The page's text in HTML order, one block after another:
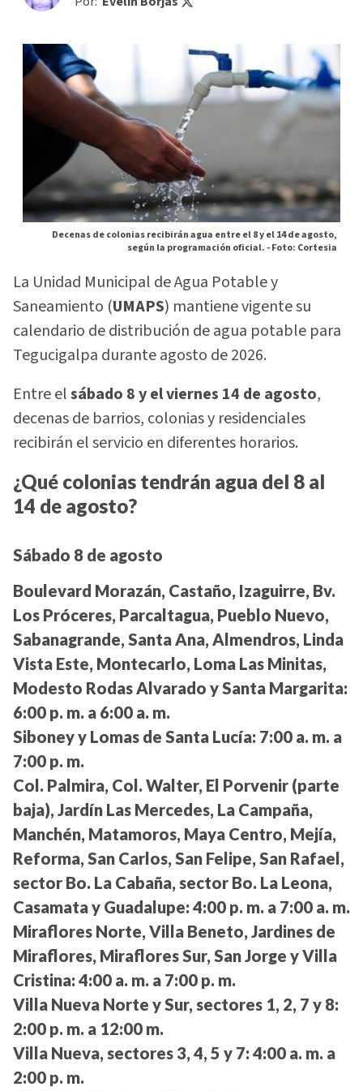
Decenas de colonias recibirán agua entre el 8 y el 14 de agosto,
según la programación oficial. -Foto: Cortesia
La Unidad Municipal de Agua Potable y
Saneamiento (UMAPS) mantiene vigente su
calendario de distribución de agua potable para
Tegucigalpa durante agosto de 2026.
Entre elsábado 8 y el viernes 14 de agosto,
decenas de barrios, colonias y residenciales
recibirán el servicio en diferentes horarios.
¿Qué colonias tendrán agua del 8 al
14 de agosto?
Sábado 8 de agosto
Boulevard Morazán, Castaño, Izaguirre, Bv.
Los Próceres, Parcaltagua, Pueblo Nuevo,
Sabanagrande, Santa Ana, Almendros, Linda
Vista Este, Montecarlo, Loma Las Minitas,
Modesto Rodas Alvarado y Santa Margarita:
6:00 p. m. a 6:00 a. m.
Siboney y Lomas de Santa Lucía: 7:00 a. m. a
7:00 p. m.
Col. Palmira, Col. Walter, El Porvenir (parte
baja), Jardín Las Mercedes, La Campaña,
Manchén, Matamoros, Maya Centro, Mejía,
Reforma, San Carlos, San Felipe, San Rafael,
sector Bo. La Cabaña, sector Bo. La Leona,
Casamata y Guadalupe: 4:00 p. m. a 7:00 a. m.
Miraflores Norte, Villa Beneto, Jardines de
Miraflores, Miraflores Sur, San Jorge y Villa
Cristina: 4:00 a. m. a 7:00 p. m.
Villa Nueva Norte y Sur, sectores 1, 2, 7 y 8:
2:00 p. m. a 12:00 m.
Villa Nueva, sectores 3, 4, 5 y 7: 4:00 a. m. a
2:00 p. m.